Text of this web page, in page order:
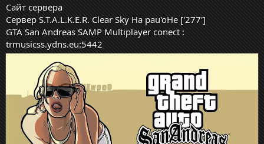
Сайт сервера
Сервер S.T.A.L.K.E.R. Clear Sky Ha pau'oHe ['277']
GTA San AndreasSAMP Multiplayer conect :
trmusicss.ydns.eu:5442